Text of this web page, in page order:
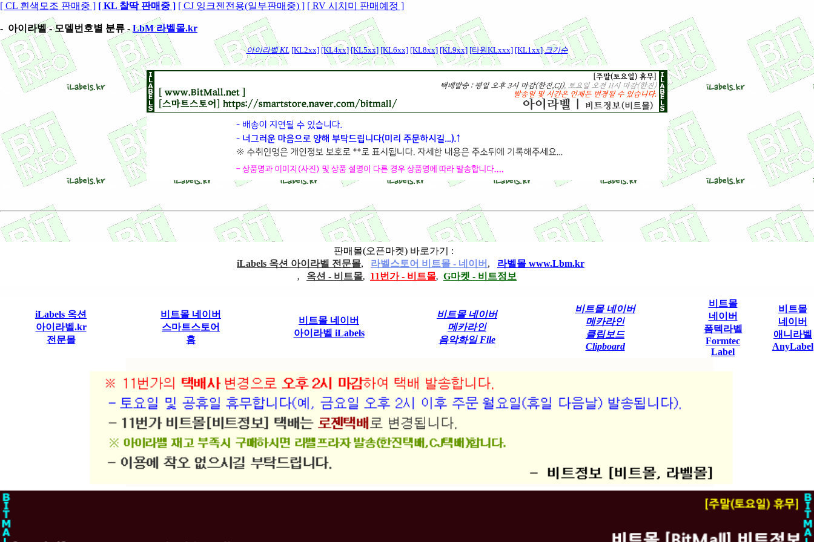
[ CL 흰색모조 판매중 ] [ KL 찰딱 판매중 ] [ CJ 잉크젠전용(일부판매중) ] [ RV 시치미 판매예정 ]
- 아이라벨 - 모델번호별 분류 -LbM 라벨몰.kr
아이라벨 KL [KL2xx] [KL4xx] [KL5xx] [KL6xx] [KL8xx] [KL9xx] [타원KLxxx] [KL1xx] 크기순
판매몰(오픈마켓) 바로가기 :
iLabels 옥션 아이라벨 전문몰, 라벨스토어 비트몰 - 네이버 , 라벨몰 www.Lbm.kr
, 옥션 - 비트몰, 11번가 - 비트몰, G마켓 - 비트정보
iLabels 옥션
아이라벨.kr
전문몰
비트몰 네이버
스마트스토어
홈
비트몰 네이버
아이라벨 iLabels
비트몰 네이버
메카라인
음악화일 File
비트몰 네이버
메카라인
클립보드
Clipboard
비트몰
네이버
폼텍라벨
Formtec
Label
비트몰
네이버
애니라벨
AnyLabel